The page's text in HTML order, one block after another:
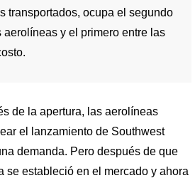
transportados, ocupa el segundo
aerolíneas y el primero entre las
de la apertura, las aerolíneas
el lanzamiento de Southwest
demanda. Pero después de que
se estableció en el mercado y ahora